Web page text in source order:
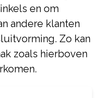
en om
andere klanten
Zo kan
zoals hierboven